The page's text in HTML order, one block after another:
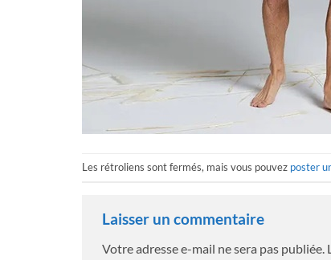
Les rétroliens sont fermés, mais vous pouvez poster
Laisser un commentaire
Votre adresse e-mail ne sera pas publiée.